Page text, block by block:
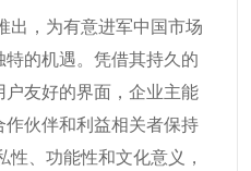
出，为有意进军中国市场
的机遇。凭借其持久的
友好的界面，企业主能
伙伴和利益相关者保持
、功能性和文化意义，